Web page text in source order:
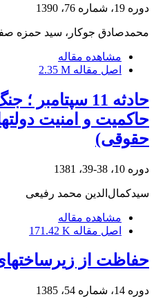
دوره 19، شماره 76، 1390
محمدصادق جوکار، سید حمزه
مشاهده مقاله
اصل مقاله 2.35 M
حادثه‌ 11
حاکمیت‌ و امنیت‌
حقوقی‌)
دوره 10، 38-39، 1381
سیدکمال‌الدین‌ محمد رفیعی‌
مشاهده مقاله
اصل مقاله 171.42 K
حفاظت از
دوره 14، شماره 54، 1385